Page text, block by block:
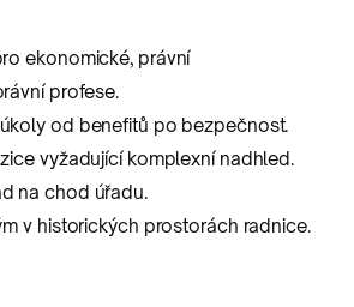
ekonomické, právní
profese.
od benefitů po bezpečnost.
vyžadující komplexní nadhled.
na chod úřadu.
v historických prostorách radnice.